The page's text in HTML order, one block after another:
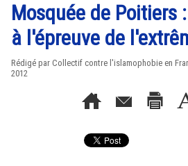
Mosquée de Poitiers
à l'épreuve de
Rédigé par Collectif contre l'islamophobie en
2012